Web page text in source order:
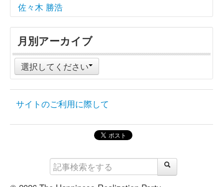
佐々木 勝浩
月別アーカイブ
選択してください
サイトのご利用に際して